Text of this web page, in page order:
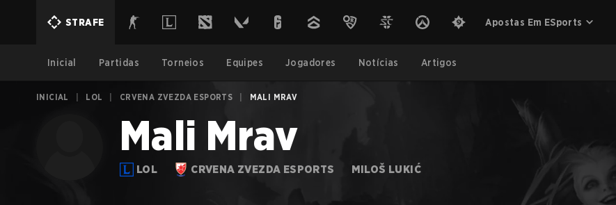
STRAFE Apostas Em ESports
Inicial Partidas Torneios Equipes Jogadores Notícias Artigos
INICIAL LOL CRVENA ZVEZDA ESPORTS MALI MRAV
Mali Mrav
LOL CRVENA ZVEZDA ESPORTS MILOŠ LUKIĆ